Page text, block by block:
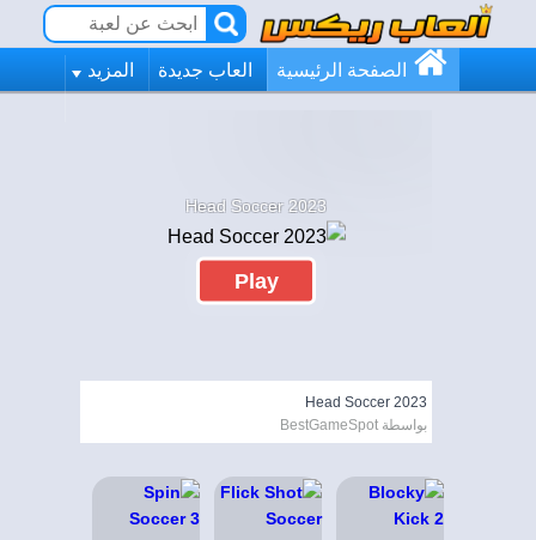
الصفحة الرئيسية العاب جديدة المزيد
Head Soccer 2023
Play
Head Soccer 2023
بواسطة BestGameSpot